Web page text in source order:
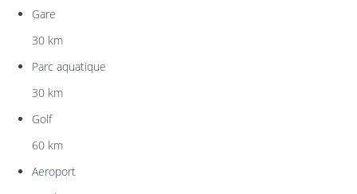
Gare
30 km
Parc aquatique
30 km
Golf
60 km
Aeroport